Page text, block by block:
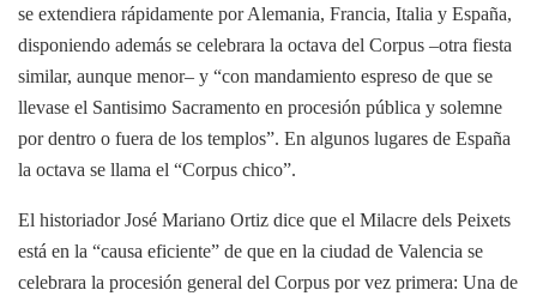
se extendiera rápidamente por Alemania, Francia, Italia y España,
disponiendo además se celebrara la octava del Corpus –otra fiesta
similar, aunque menor– y “con mandamiento espreso de que se
llevase el Santisimo Sacramento en procesión pública y solemne
por dentro o fuera de los templos”. En algunos lugares de España
la octava se llama el “Corpus chico”.
El historiador José Mariano Ortiz dice que el Milacre dels Peixets
está en la “causa eficiente” de que en la ciudad de Valencia se
celebrara la procesión general del Corpus por vez primera: Una de